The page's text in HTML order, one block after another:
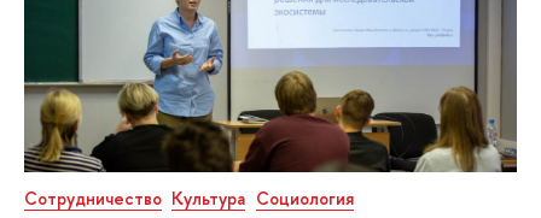
Сотрудничество Культура Социология